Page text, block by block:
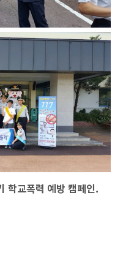
학교폭력 예방 캠페인.